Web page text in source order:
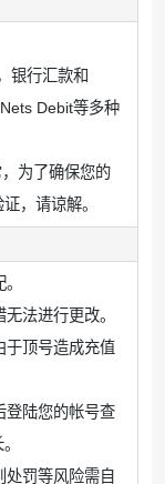
银行汇款和
Debit等多种
为了确保您的
，请谅解。
法进行更改。
于顶号造成充值
登陆您的帐号查
罚等风险需自